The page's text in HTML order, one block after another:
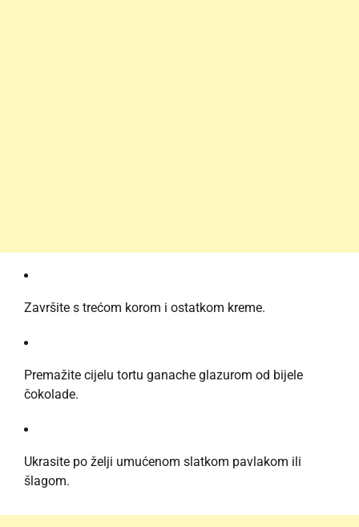
Završite s trećom korom i ostatkom kreme.
Premažite cijelu tortu ganache glazurom od bijele
čokolade.
Ukrasite po želji umućenom slatkom pavlakom ili
šlagom.